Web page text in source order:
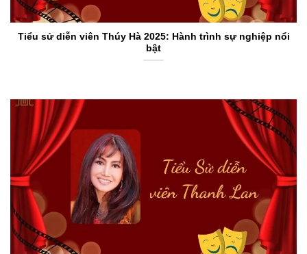
Tiểu sử diễn viên Thúy Hà 2025: Hành trình sự nghiệp nổi
bật